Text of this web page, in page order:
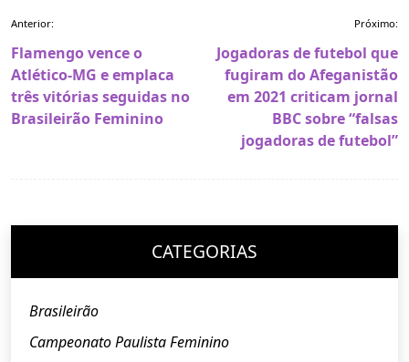
Navegação
de
Post
Anterior:
Flamengo vence o
Atlético-MG e emplaca
três vitórias seguidas no
Brasileirão Feminino
Próximo:
Jogadoras de futebol que
fugiram do Afeganistão
em 2021 criticam jornal
BBC sobre “falsas
jogadoras de futebol”
CATEGORIAS
Brasileirão
Campeonato Paulista Feminino